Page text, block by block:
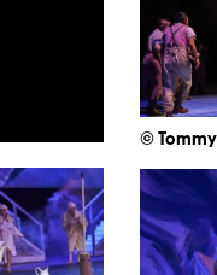
© Tommy